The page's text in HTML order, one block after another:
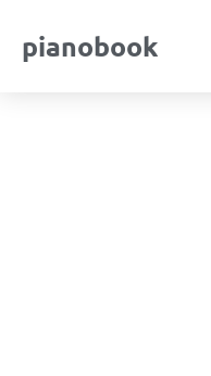
pianobook